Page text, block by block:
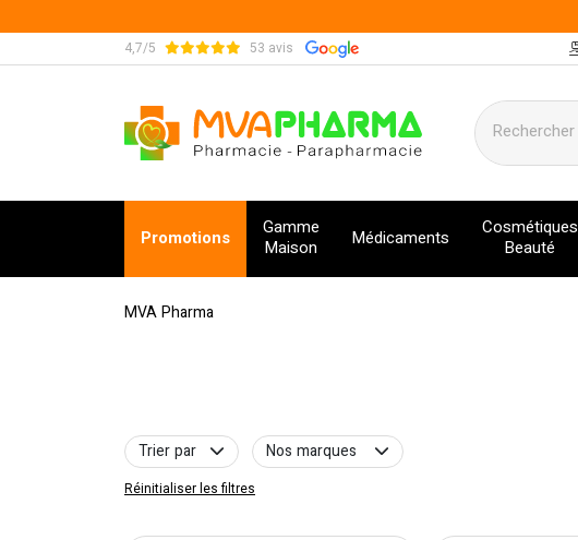
4,7/5 53 avis
MVA Pharma Votre pharmacie en ligne à votre service
Promotions
Gamme
Maison
Médicaments
Cosmétiques
Beauté
MVA Pharma
Trier par Nos marques
Réinitialiser les filtres